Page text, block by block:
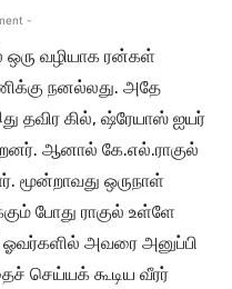
-
ஒரு வழியாக ரன்கள்
நனல்லது. அதே
தவிர கில், ஷ்ரேயாஸ் ஐயர்
ஆனால் கே.எல்.ராகுல்
மூன்றாவது ஒருநாள்
போது ராகுல் உள்ளே
ஓவர்களில் அவரை அனுப்பி
செய்யக் கூடிய வீரர்